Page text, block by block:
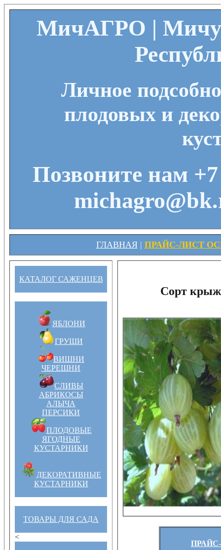
МичАГРО |
Личное
плодовых и
Позвоните нам
ГЛАВНАЯ| ПРАЙС-ЛИСТ
КАТАЛОГ САЖЕНЦЕВ
ЯБЛОНИ
ГРУШИ
ВИШНИ
ЧЕРЕШНИ
СЛИВЫ
АБРИКОСЫ
АЛЫЧА
ПЕРСИКИ
ПЛОДОВЫЕ
ЯГОДНЫЕ
КУСТАРНИКИ
ДЕКОРАТИВНЫЕ
КУСТАРНИКИ
ТОВАРЫ ДЛЯ САДА
<
Сорт